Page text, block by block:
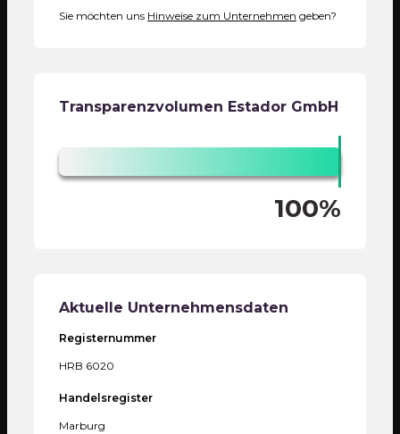
Sie möchten uns Hinweise zum Unternehmen geben?
Transparenzvolumen Estador GmbH
100%
Aktuelle Unternehmensdaten
Registernummer
HRB 6020
Handelsregister
Marburg